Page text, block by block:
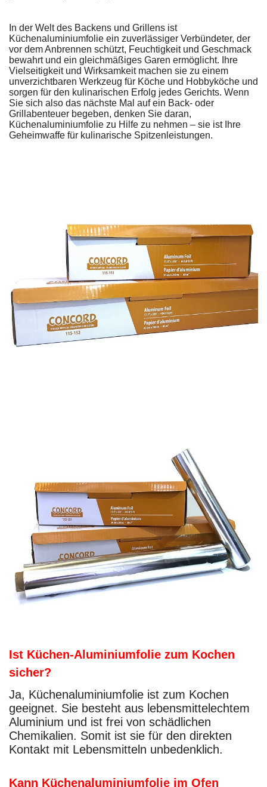
In der Welt des Backens und Grillens ist
Küchenaluminiumfolie ein zuverlässiger Verbündeter, der
vor dem Anbrennen schützt, Feuchtigkeit und Geschmack
bewahrt und ein gleichmäßiges Garen ermöglicht. Ihre
Vielseitigkeit und Wirksamkeit machen sie zu einem
unverzichtbaren Werkzeug für Köche und Hobbyköche und
sorgen für den kulinarischen Erfolg jedes Gerichts. Wenn
Sie sich also das nächste Mal auf ein Back- oder
Grillabenteuer begeben, denken Sie daran,
Küchenaluminiumfolie zu Hilfe zu nehmen – sie ist Ihre
Geheimwaffe für kulinarische Spitzenleistungen.
Ist Küchen-Aluminiumfolie zum Kochen
sicher?
Ja, Küchenaluminiumfolie ist zum Kochen
geeignet. Sie besteht aus lebensmittelechtem
Aluminium und ist frei von schädlichen
Chemikalien. Somit ist sie für den direkten
Kontakt mit Lebensmitteln unbedenklich.
Kann Küchenaluminiumfolie im Ofen